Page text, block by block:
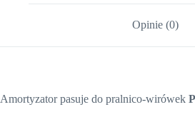
Opinie (0)
Amortyzator pasuje do pralnico-wirówek